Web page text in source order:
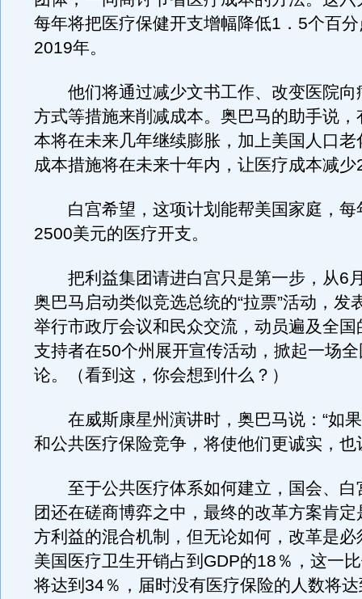
每年将把医疗保健开支增幅降低1．5个百
2019年。
他们将通过减少文书工作、改变医院向
方式等措施来削减成本。奥巴马的助手说，
本将在未来几年继续膨胀，加上美国人口老
成本措施将在未来十年内，让医疗成本减少
白宫希望，这项计划能帮美国家庭，每
2500美元的医疗开支。
把利益集团请进白宫只是第一步，从6
奥巴马启动类似竞选总统的“拉票”活动，发
举行市政厅会议和民众交流，动员遍及全
支持者在50个州展开宣传活动，掀起一场
论。（看到这，你会想到什么？）
在威斯康星州演讲时，奥巴马说：“如
和公共医疗保险竞争，将使他们更诚实，也
至于公共医疗体系如何建立，国会、白
团还在磋商博弈之中，最终的改革方案肯
方利益的混合机制，但无论如何，改革是必
美国医疗卫生开销占到GDP的18％，这一
将达到34％，届时没有医疗保险的人数将